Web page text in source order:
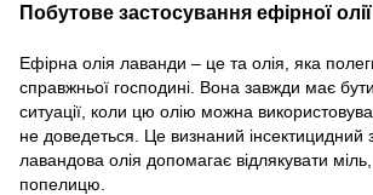
Побутове застосування ефірної
Ефірна олія лаванди – це та олія, яка
справжньої господині. Вона завжди має
ситуації, коли цю олію можна
не доведеться. Це визнаний інсектицидний
лавандова олія допомагає відлякувати міль,
попелицю.